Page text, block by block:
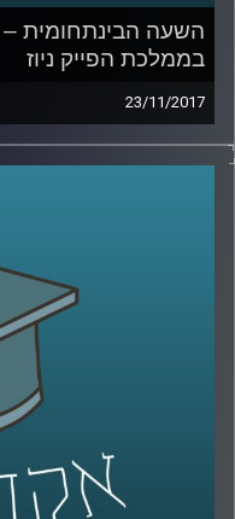
השעה הבינתחומית
בממלכת הפייק ניוז
23/11/2017
של הילרי קלינטון.
התוצאות של
הרשת בשנים
היקף התופעה, על
הרצון האנושי,
קרדיט תמונות: